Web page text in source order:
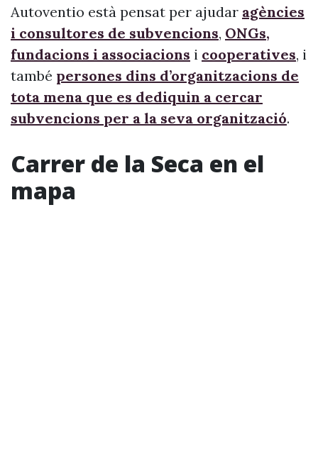
Autoventio està pensat per ajudar agències
i consultores de subvencions, ONGs,
fundacions i associacions i cooperatives, i
també persones dins d’organitzacions de
tota mena que es dediquin a cercar
subvencions per a la seva organització.
Carrer de la Seca en el
mapa